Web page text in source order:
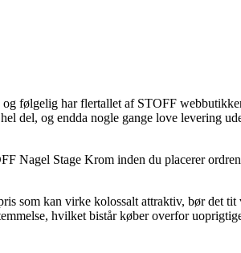
og følgelig har flertallet af STOFF
del, og endda nogle gange love levering
Nagel Stage Krom inden du placerer
som kan virke kolossalt attraktiv, bør det tit
hvilket bistår køber overfor